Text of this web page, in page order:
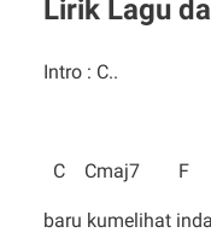
Lirik Lagu
Intro : C..
C Cmaj7 F
baru kumelihat